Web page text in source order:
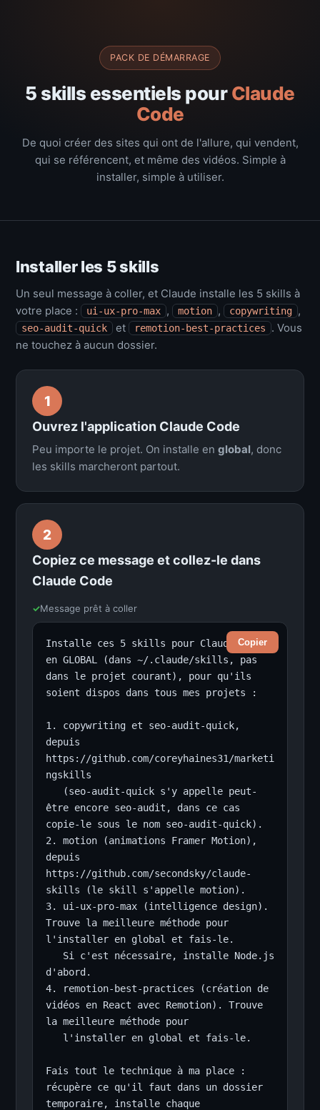
PACK DE DÉMARRAGE
5 skills essentiels pourClaude
Code
De quoi créer des sites qui ont de l'allure, qui vendent,
qui se référencent, et même des vidéos. Simple à
installer, simple à utiliser.
Installer les 5 skills
Un seul message à coller, et Claude installe les 5 skills à
votre place :
ui-ux-pro-max , motion , copywriting ,
seo-audit-quick et remotion-best-practices
. Vous
ne touchez à aucun dossier.
1
Ouvrez l'application Claude Code
Peu importe le projet. On installe en global, donc
les skills marcheront partout.
2
Copiez ce message et collez-le dans
Claude Code
✓Message prêt à coller
Copier
Installe ces 5 skills pour Claude Code
en GLOBAL (dans ~/.claude/skills, pas
dans le projet courant), pour qu'ils
soient dispos dans tous mes projets :
1. copywriting et seo-audit-quick,
depuis
https://github.com/coreyhaines31/marketi
ngskills
être encore seo-audit, dans ce cas
copie-le sous le nom seo-audit-quick).
2. motion (animations Framer Motion),
depuis
https://github.com/secondsky/claude-
skills (le skill s'appelle motion).
3. ui-ux-pro-max (intelligence design).
Trouve la meilleure méthode pour
l'installer en global et fais-le.
d'abord.
4. remotion-best-practices (création de
vidéos en React avec Remotion). Trouve
la meilleure méthode pour
Fais tout le technique à ma place :
récupère ce qu'il faut dans un dossier
temporaire, installe chaque